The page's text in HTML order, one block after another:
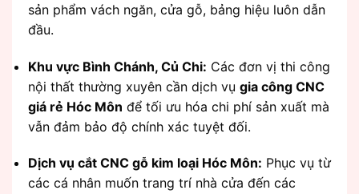
sản phẩm vách ngăn, cửa gỗ, bảng hiệu luôn dẫn
đầu.
Khu vực Bình Chánh, Củ Chi: Các đơn vị thi công
nội thất thường xuyên cần dịch vụ gia công CNC
giá rẻ Hóc Môn để tối ưu hóa chi phí sản xuất mà
vẫn đảm bảo độ chính xác tuyệt đối.
Dịch vụ cắt CNC gỗ kim loại Hóc Môn: Phục vụ từ
các cá nhân muốn trang trí nhà cửa đến các